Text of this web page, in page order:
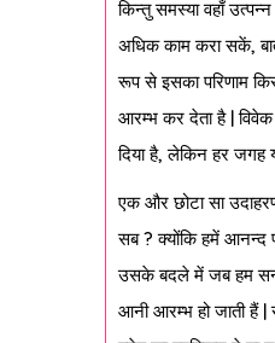
किन्तु समस्या वहाँ
अधिक काम करा सकें,
रूप से इसका परिणाम
आरम्भ कर देता है | विवेक
दिया है, लेकिन हर जगह
एक और छोटा सा
सब ? क्योंकि हमें आनन्द
उसके बदले में जब हम
आनी आरम्भ हो जाती हैं